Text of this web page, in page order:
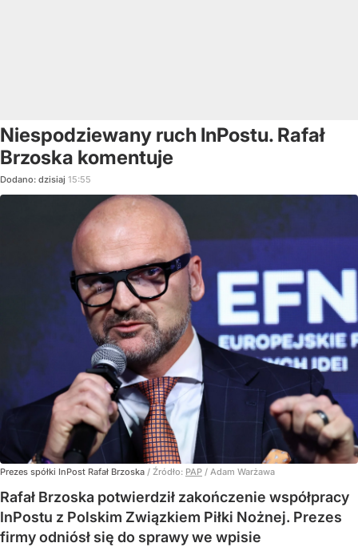
Niespodziewany ruch InPostu. Rafał
Brzoska komentuje
Dodano: dzisiaj 15:55
Prezes spółki InPost Rafał Brzoska / Źródło: PAP / Adam Warżawa
Rafał Brzoska potwierdził zakończenie współpracy
InPostu z Polskim Związkiem Piłki Nożnej. Prezes
firmy odniósł się do sprawy we wpisie